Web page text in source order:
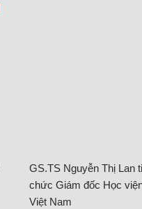
GS.TS Nguyễn Thị Lan
chức Giám đốc Học
Việt Nam